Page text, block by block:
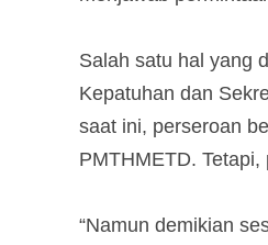
Salah satu hal yang
Kepatuhan dan
saat ini, perseroan
PMTHMETD.
“Namun demikian